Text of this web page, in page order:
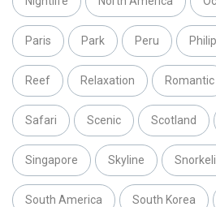
Paris Park Peru
Reef Relaxation Romantic
Safari Scenic Scotland
Singapore Skyline
South America South Korea